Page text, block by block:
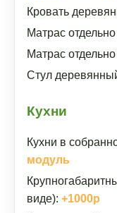
Кровать
Матрас
Матрас
Стул
Кухни
Кухни в
модуль
виде): +1000р